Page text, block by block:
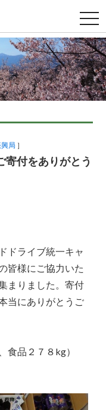
t
o
g
g
l
e
n
a
v
i
t
局 ］
寄付をありがとう
ドライブ統一キャ
皆様にご協力いた
まりました。寄付
当にありがとうご
品２７８kg）